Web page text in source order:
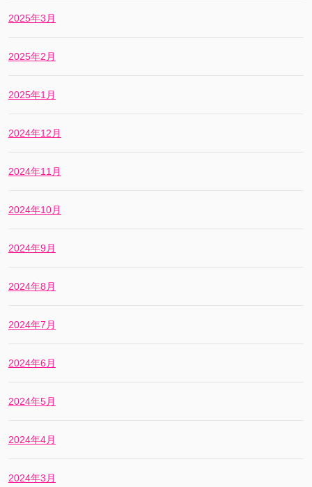
2025年3月
2025年2月
2025年1月
2024年12月
2024年11月
2024年10月
2024年9月
2024年8月
2024年7月
2024年6月
2024年5月
2024年4月
2024年3月